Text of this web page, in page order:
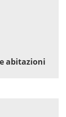
abitazioni